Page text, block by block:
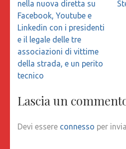
nella nuova diretta su
Facebook, Youtube e
Linkedin con i presidenti
e il legale delle tre
associazioni di vittime
della strada, e un perito
tecnico
Lascia un
Devi essere connesso per